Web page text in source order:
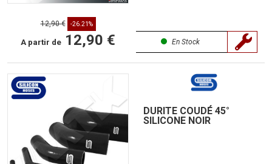
12,90 € -26.21%
A partir de 12,90 € En Stock
DURITE COUDÉ 45°
SILICONE NOIR